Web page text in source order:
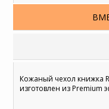
Кожаный чехол книжка
изготовлен из Premium